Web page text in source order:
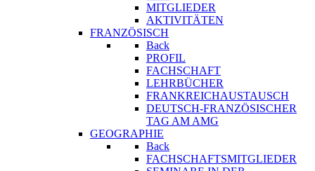
MITGLIEDER
AKTIVITÄTEN
FRANZÖSISCH
Back
PROFIL
FACHSCHAFT
LEHRBÜCHER
FRANKREICHAUSTAUSCH
DEUTSCH-FRANZÖSISCHER
TAG AM AMG
GEOGRAPHIE
Back
FACHSCHAFTSMITGLIEDER